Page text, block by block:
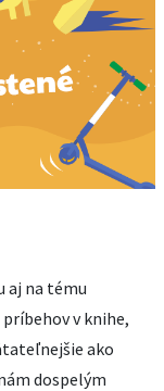
aj na tému
v knihe,
ako
dospelým